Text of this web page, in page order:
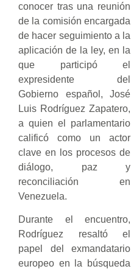
conocer tras una reunión
de la comisión encargada
de hacer seguimiento a la
aplicación de la ley, en la
que participó el
expresidente del
Gobierno español, José
Luis Rodríguez Zapatero,
a quien el parlamentario
calificó como un actor
clave en los procesos de
diálogo, paz y
reconciliación en
Venezuela.
Durante el encuentro,
Rodríguez resaltó el
papel del exmandatario
europeo en la búsqueda